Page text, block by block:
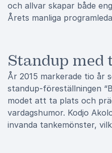
och allvar skapar både
Årets manliga
Standup med
År 2015 markerade tio år
standup-föreställningen
modet att ta plats och
vardagshumor. Kodjo
invanda tankemönster,